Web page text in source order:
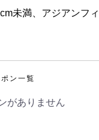
未満、アジアンフ
ポン一覧
がありません